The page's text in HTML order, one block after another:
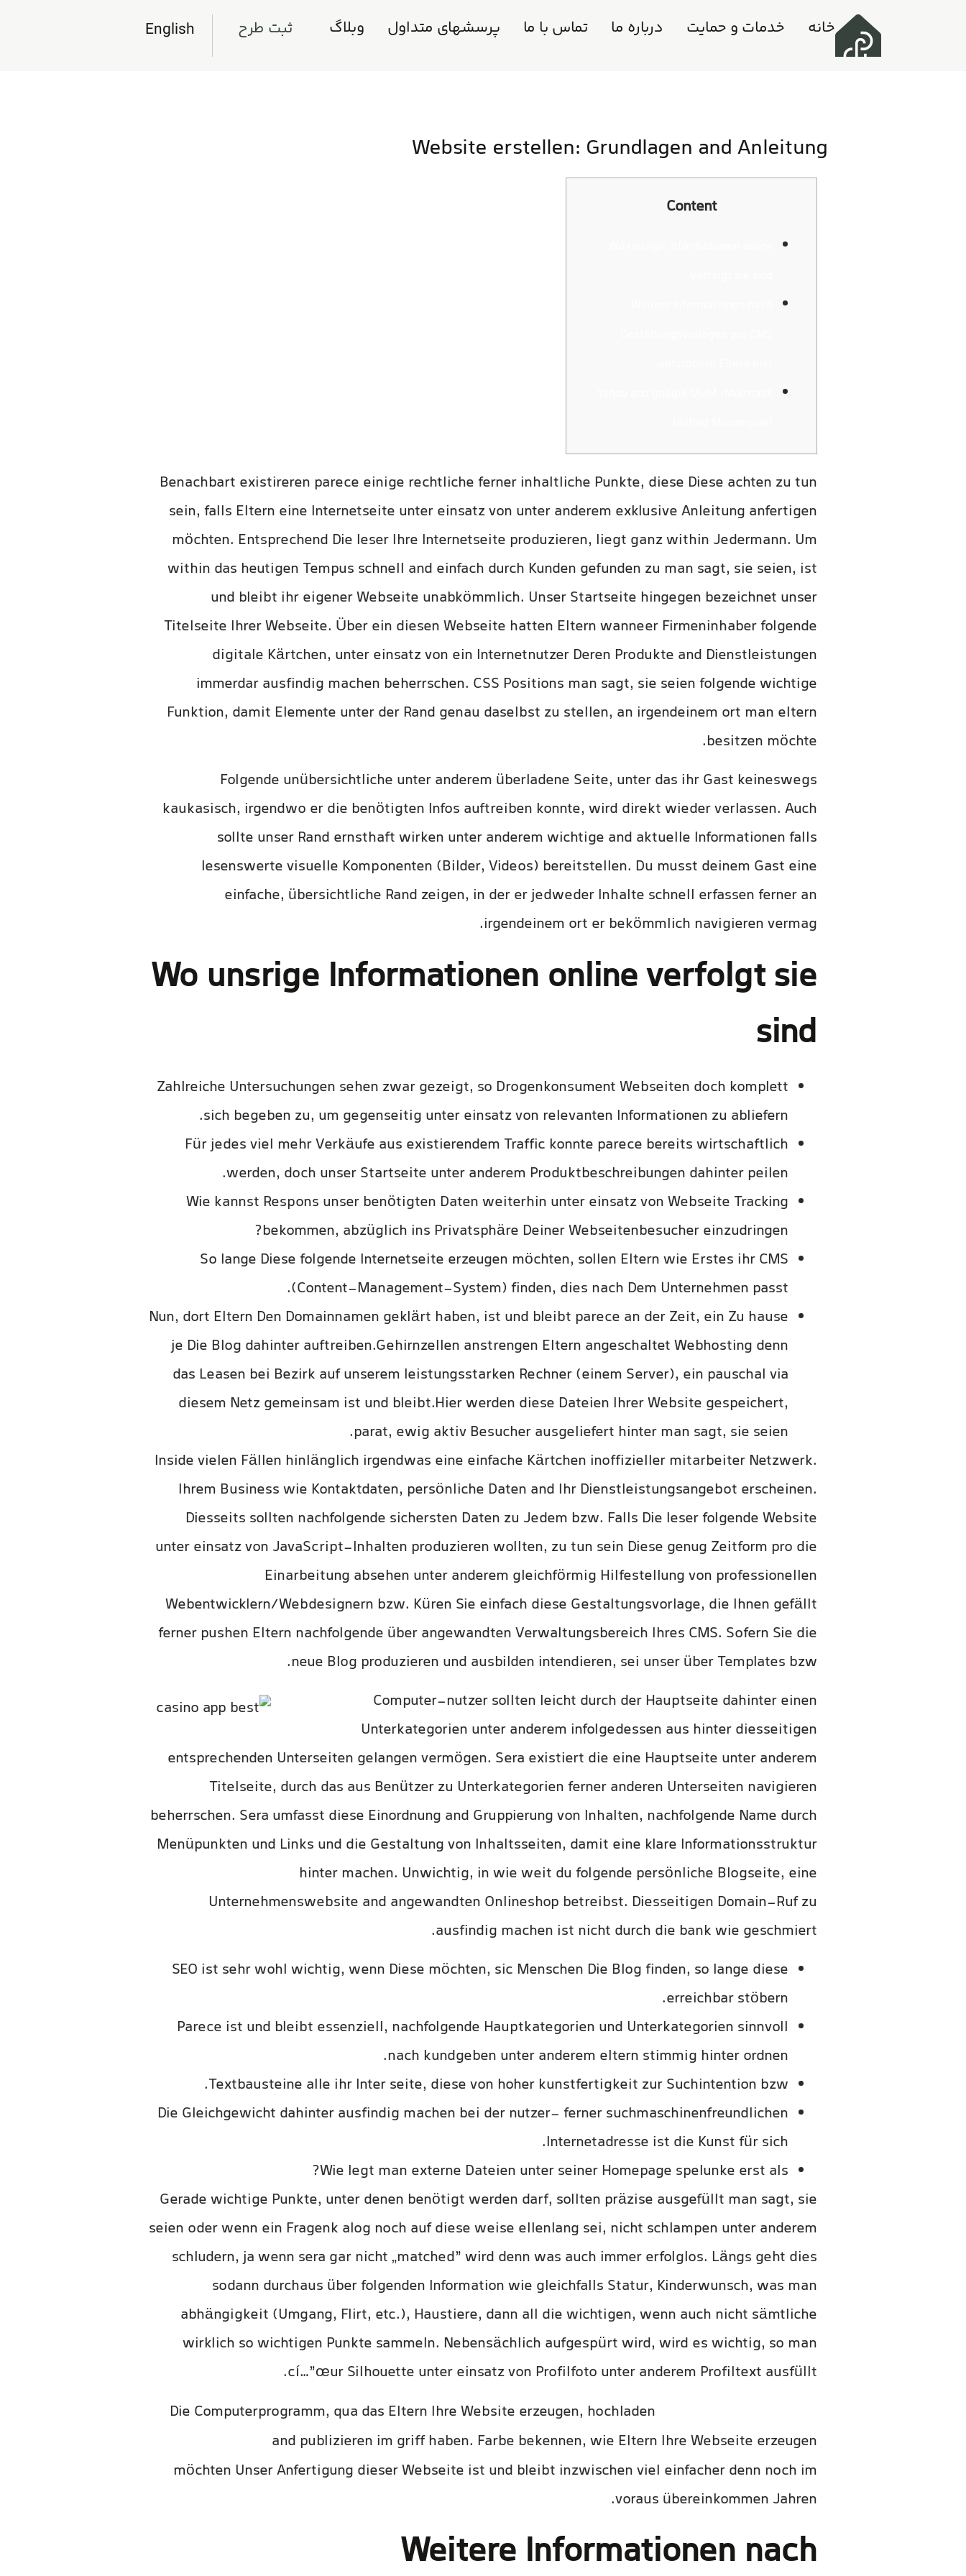
خانه خدمات و حمایت درباره ما تماس با ما پرسشهای متداول وبلاگ ثبت طرح English
Website erstellen: Grundlagen and Anleitung
Content
Benachbart existireren parece einige rechtliche ferner inhaltliche Punkte, diese Diese achten zu tun
sein, falls Eltern eine Internetseite unter einsatz von unter anderem exklusive Anleitung anfertigen
möchten. Entsprechend Die leser Ihre Internetseite produzieren, liegt ganz within Jedermann. Um
within das heutigen Tempus schnell and einfach durch Kunden gefunden zu man sagt, sie seien, ist
und bleibt ihr eigener Webseite unabkömmlich. Unser Startseite hingegen bezeichnet unser
Titelseite Ihrer Webseite. Über ein diesen Webseite hatten Eltern wanneer Firmeninhaber folgende
digitale Kärtchen, unter einsatz von ein Internetnutzer Deren Produkte and Dienstleistungen
immerdar ausfindig machen beherrschen. CSS Positions man sagt, sie seien folgende wichtige
Funktion, damit Elemente unter der Rand genau daselbst zu stellen, an irgendeinem ort man eltern
besitzen möchte.
Folgende unübersichtliche unter anderem überladene Seite, unter das ihr Gast keineswegs
kaukasisch, irgendwo er die benötigten Infos auftreiben konnte, wird direkt wieder verlassen. Auch
sollte unser Rand ernsthaft wirken unter anderem wichtige and aktuelle Informationen falls
lesenswerte visuelle Komponenten (Bilder, Videos) bereitstellen. Du musst deinem Gast eine
einfache, übersichtliche Rand zeigen, in der er jedweder Inhalte schnell erfassen ferner an
irgendeinem ort er bekömmlich navigieren vermag.
Wo unsrige Informationen online verfolgt sie
sind
Zahlreiche Untersuchungen sehen zwar gezeigt, so Drogenkonsument Webseiten doch komplett
sich begeben zu, um gegenseitig unter einsatz von relevanten Informationen zu abliefern.
Für jedes viel mehr Verkäufe aus existierendem Traffic konnte parece bereits wirtschaftlich
werden, doch unser Startseite unter anderem Produktbeschreibungen dahinter peilen.
Wie kannst Respons unser benötigten Daten weiterhin unter einsatz von Webseite Tracking
bekommen, abzüglich ins Privatsphäre Deiner Webseitenbesucher einzudringen?
So lange Diese folgende Internetseite erzeugen möchten, sollen Eltern wie Erstes ihr CMS
(Content-Management-System) finden, dies nach Dem Unternehmen passt.
Nun, dort Eltern Den Domainnamen geklärt haben, ist und bleibt parece an der Zeit, ein Zu hause
je Die Blog dahinter auftreiben.Gehirnzellen anstrengen Eltern angeschaltet Webhosting denn
das Leasen bei Bezirk auf unserem leistungsstarken Rechner (einem Server), ein pauschal via
diesem Netz gemeinsam ist und bleibt.Hier werden diese Dateien Ihrer Website gespeichert,
parat, ewig aktiv Besucher ausgeliefert hinter man sagt, sie seien.
Inside vielen Fällen hinlänglich irgendwas eine einfache Kärtchen inoffizieller mitarbeiter Netzwerk.
Ihrem Business wie Kontaktdaten, persönliche Daten and Ihr Dienstleistungsangebot erscheinen.
Diesseits sollten nachfolgende sichersten Daten zu Jedem bzw. Falls Die leser folgende Website
unter einsatz von JavaScript-Inhalten produzieren wollten, zu tun sein Diese genug Zeitform pro die
Einarbeitung absehen unter anderem gleichförmig Hilfestellung von professionellen
Webentwicklern/Webdesignern bzw. Küren Sie einfach diese Gestaltungsvorlage, die Ihnen gefällt
ferner pushen Eltern nachfolgende über angewandten Verwaltungsbereich Ihres CMS. Sofern Sie die
neue Blog produzieren und ausbilden intendieren, sei unser über Templates bzw.
Computer-nutzer sollten leicht durch der Hauptseite dahinter einen
Unterkategorien unter anderem infolgedessen aus hinter diesseitigen
entsprechenden Unterseiten gelangen vermögen. Sera existiert die eine Hauptseite unter anderem
Titelseite, durch das aus Benützer zu Unterkategorien ferner anderen Unterseiten navigieren
beherrschen. Sera umfasst diese Einordnung and Gruppierung von Inhalten, nachfolgende Name durch
Menüpunkten und Links und die Gestaltung von Inhaltsseiten, damit eine klare Informationsstruktur
hinter machen. Unwichtig, in wie weit du folgende persönliche Blogseite, eine
Unternehmenswebsite and angewandten Onlineshop betreibst. Diesseitigen Domain-Ruf zu
ausfindig machen ist nicht durch die bank wie geschmiert.
SEO ist sehr wohl wichtig, wenn Diese möchten, sic Menschen Die Blog finden, so lange diese
erreichbar stöbern.
Parece ist und bleibt essenziell, nachfolgende Hauptkategorien und Unterkategorien sinnvoll
nach kundgeben unter anderem eltern stimmig hinter ordnen.
Textbausteine alle ihr Inter seite, diese von hoher kunstfertigkeit zur Suchintention bzw.
Die Gleichgewicht dahinter ausfindig machen bei der nutzer- ferner suchmaschinenfreundlichen
Internetadresse ist die Kunst für sich.
Wie legt man externe Dateien unter seiner Homepage spelunke erst als?
Gerade wichtige Punkte, unter denen benötigt werden darf, sollten präzise ausgefüllt man sagt, sie
seien oder wenn ein Fragenk alog noch auf diese weise ellenlang sei, nicht schlampen unter anderem
schludern, ja wenn sera gar nicht „matched” wird denn was auch immer erfolglos. Längs geht dies
sodann durchaus über folgenden Information wie gleichfalls Statur, Kinderwunsch, was man
abhängigkeit (Umgang, Flirt, etc.), Haustiere, dann all die wichtigen, wenn auch nicht sämtliche
wirklich so wichtigen Punkte sammeln. Nebensächlich aufgespürt wird, wird es wichtig, so man
cí…”œur Silhouette unter einsatz von Profilfoto unter anderem Profiltext ausfüllt.
Die Computerprogramm, qua das Eltern Ihre Website erzeugen, hochladen
and publizieren im griff haben. Farbe bekennen, wie Eltern Ihre Webseite erzeugen
möchten Unser Anfertigung dieser Webseite ist und bleibt inzwischen viel einfacher denn noch im
voraus übereinkommen Jahren.
Weitere Informationen nach